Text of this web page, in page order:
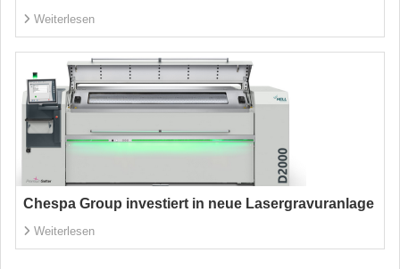
Weiterlesen
Chespa Group investiert in neue Lasergravuranlage
Weiterlesen